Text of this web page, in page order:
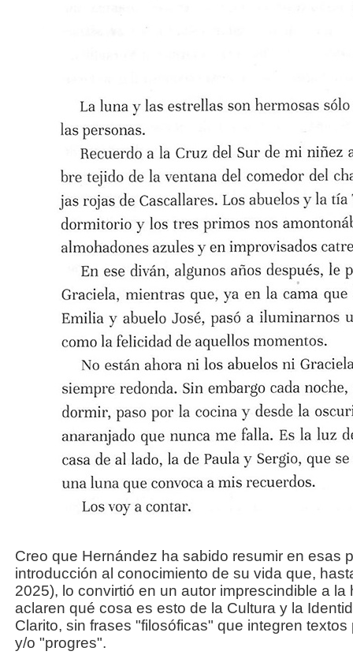
Creo que Hernández ha sabido resumir en esas
introducción al conocimiento de su vida que,
2025), lo convirtió en un autor imprescindible a
aclaren qué cosa es esto de la Cultura y la
Clarito, sin frases "filosóficas" que integren
y/o "progres".